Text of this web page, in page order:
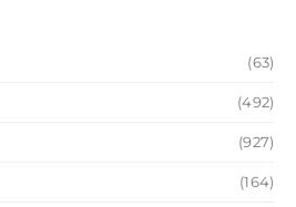
(63)
(492)
(927)
(164)